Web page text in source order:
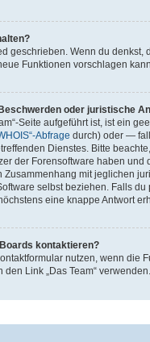
geschrieben. Wenn du
Funktionen vorschlagen
oder juristische
Seite aufgeführt ist, ist ein
Abfrage durch) oder —
Dienstes. Bitte
der Forensoftware haben
Zusammenhang mit jeglichen
selbst beziehen. Falls
eine knappe Antwort
kontaktieren?
nutzen, wenn die
Link „Das Team“ verwenden.